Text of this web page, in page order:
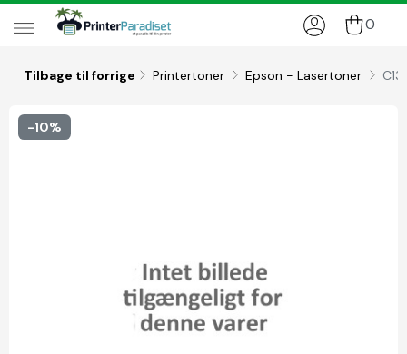
0
Tilbage til forrige Printertoner Epson - Lasertoner
-10%